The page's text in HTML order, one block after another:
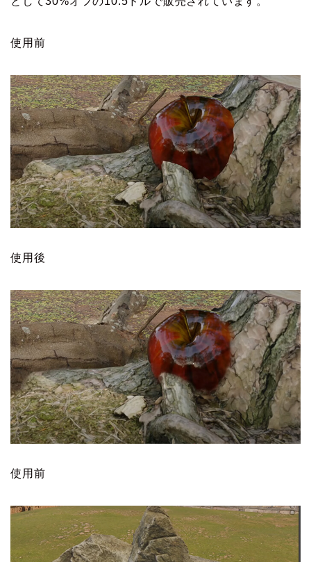
使用前
使用後
使用前